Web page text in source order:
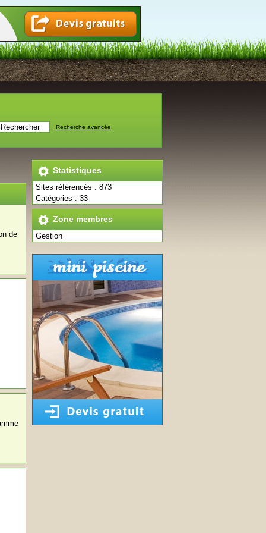
Recherche avancée
Statistiques
Sites référencés : 873
Catégories : 33
Zone membres
Gestion
de